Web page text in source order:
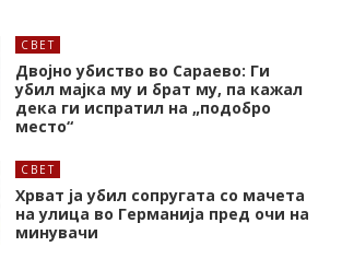
СВЕТ
Двојно убиство во Сараево: Ги
убил мајка му и брат му, па кажал
дека ги испратил на „подобро
место“
СВЕТ
Хрват ја убил сопругата со мачета
на улица во Германија пред очи на
минувачи